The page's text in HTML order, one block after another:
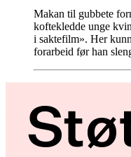
Makan til gubbete
koftekledde unge
i saktefilm». Her
forarbeid før han